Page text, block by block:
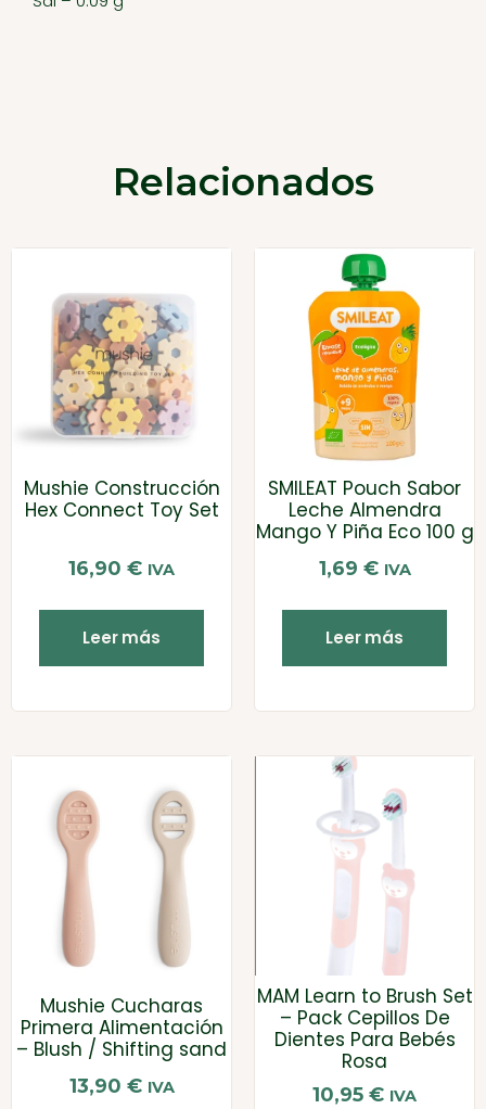
Relacionados
Mushie Construcción
Hex Connect Toy Set
16,90 € IVA
Leer más
SMILEAT Pouch Sabor
Leche Almendra
Mango Y Piña Eco 100 g
1,69 € IVA
Leer más
Mushie Cucharas
Primera Alimentación
– Blush / Shifting sand
13,90 € IVA
MAM Learn to Brush Set
– Pack Cepillos De
Dientes Para Bebés
Rosa
10,95 € IVA